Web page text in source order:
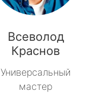
Всеволод
Краснов
Универсальный
мастер